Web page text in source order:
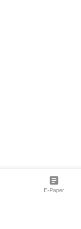
E-Paper